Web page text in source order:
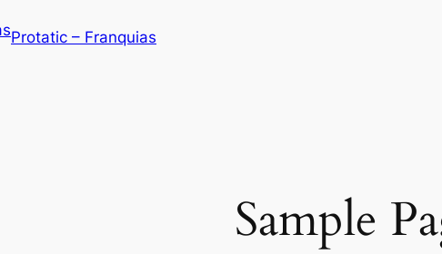
Protatic – Franquias
Sample